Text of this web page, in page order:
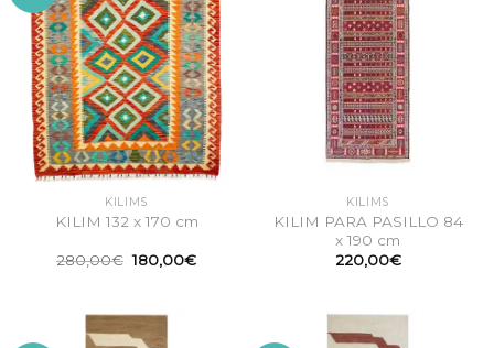
KILIMS
KILIM 132 x 170 cm
280,00€ El
precio
280,00€.
180,00€El
KILIMS
KILIM PARA PASILLO 84
x 190 cm
220,00€